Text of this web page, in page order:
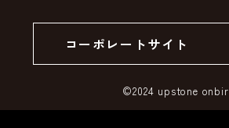
SSLサーバー証明書とは
コーポレートサイト
©2024 upstone onbir